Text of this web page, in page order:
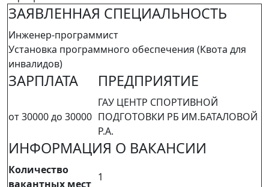
ЗАЯВЛЕННАЯ СПЕЦИАЛЬНОСТЬ
Инженер-программист
Установка программного обеспечения (Квота для
инвалидов)
ЗАРПЛАТА ПРЕДПРИЯТИЕ
от 30000 до 30000
ГАУ ЦЕНТР СПОРТИВНОЙ
ПОДГОТОВКИ РБ ИМ.БАТАЛОВОЙ
Р.А.
ИНФОРМАЦИЯ О ВАКАНСИИ
Количество
вакантных мест
1